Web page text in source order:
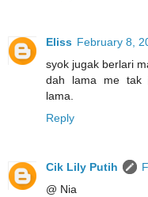
Eliss February 8,
syok jugak berlari
dah lama me tak
lama.
Reply
Cik Lily Putih
@ Nia